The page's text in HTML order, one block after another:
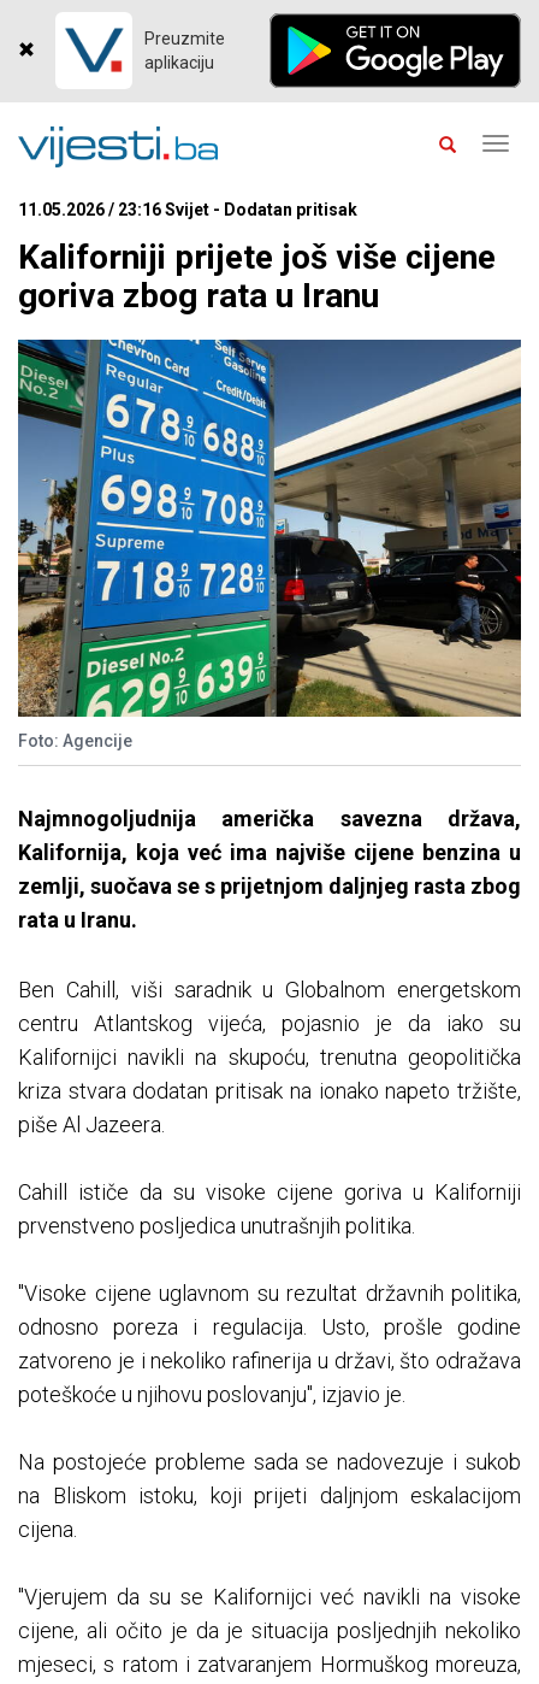
Preuzmite
aplikaciju
11.05.2026 / 23:16 Svijet - Dodatan pritisak
Kaliforniji prijete još više cijene
goriva zbog rata u Iranu
Foto: Agencije
Najmnogoljudnija američka savezna država,
Kalifornija, koja već ima najviše cijene benzina u
zemlji, suočava se s prijetnjom daljnjeg rasta zbog
rata u Iranu.
Ben Cahill, viši saradnik u Globalnom energetskom
centru Atlantskog vijeća, pojasnio je da iako su
Kalifornijci navikli na skupoću, trenutna geopolitička
kriza stvara dodatan pritisak na ionako napeto tržište,
piše Al Jazeera.
Cahill ističe da su visoke cijene goriva u Kaliforniji
prvenstveno posljedica unutrašnjih politika.
"Visoke cijene uglavnom su rezultat državnih politika,
odnosno poreza i regulacija. Usto, prošle godine
zatvoreno je i nekoliko rafinerija u državi, što odražava
poteškoće u njihovu poslovanju", izjavio je.
Na postojeće probleme sada se nadovezuje i sukob
na Bliskom istoku, koji prijeti daljnjom eskalacijom
cijena.
"Vjerujem da su se Kalifornijci već navikli na visoke
cijene, ali očito je da je situacija posljednjih nekoliko
mjeseci, s ratom i zatvaranjem Hormuškog moreuza,